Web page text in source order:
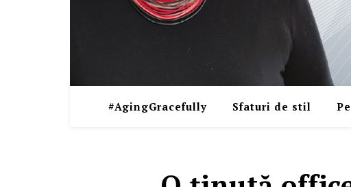
#AgingGracefully Sfaturi de stil